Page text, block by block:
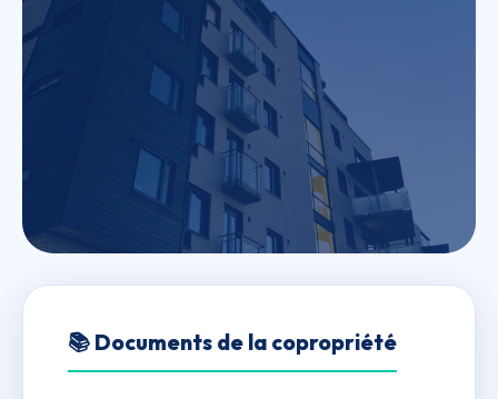
21 RUE DE VERDUN
📚 Documents de la copropriété